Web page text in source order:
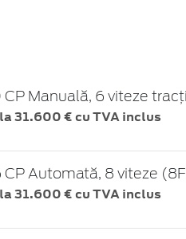
CP Manuală, 6 viteze
31.600 € cu TVA inclus
CP Automată, 8 viteze
31.600 € cu TVA inclus